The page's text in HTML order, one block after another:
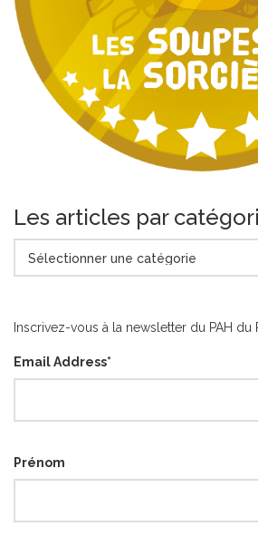
Les articles par
articles
Inscrivez-vous à la newsletter du PAH du
Email Address*
Prénom